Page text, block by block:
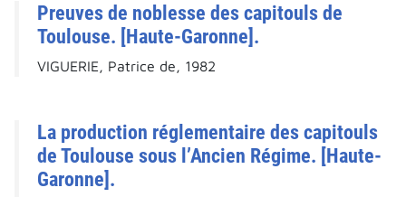
Preuves de noblesse des capitouls de
Toulouse. [Haute-Garonne].
VIGUERIE, Patrice de, 1982
La production réglementaire des capitouls
de Toulouse sous l’Ancien Régime. [Haute-
Garonne].